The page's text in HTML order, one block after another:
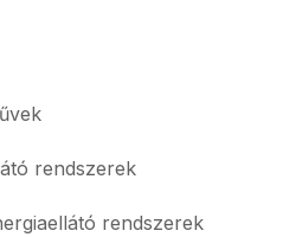
rendszerek
rendszerek